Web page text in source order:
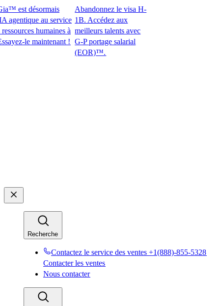
désormais
au service
humaines à
le maintenant !​​
Abandonnez le visa H-
1B. Accédez aux
meilleurs talents avec
G-P portage salarial
(EOR)™.​​
Recherche​​
Contactez le service des ventes +1(888)-855-5328​​
Contacter les ventes​​
Nous contacter​​